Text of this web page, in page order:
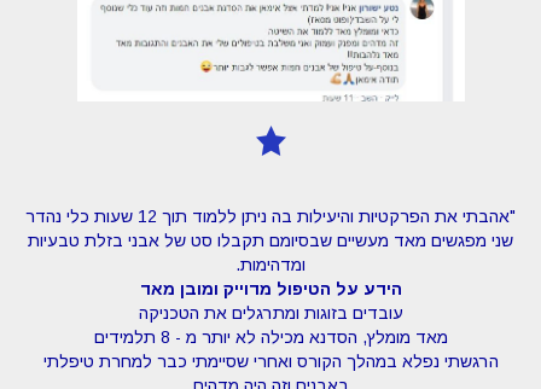
"אהבתי את הפרקטיות והיעילות בה ניתן ללמוד תוך 12 שעות כלי נהדר
שני מפגשים מאד מעשיים שבסיומם תקבלו סט של אבני בזלת טבעיות
ומדהימות.
הידע על הטיפול מדוייק ומובן מאד
עובדים בזוגות ומתרגלים את הטכניקה
מאד מומלץ, הסדנא מכילה לא יותר מ - 8 תלמידים
הרגשתי נפלא במהלך הקורס ואחרי שסיימתי כבר למחרת טיפלתי
באבנים וזה היה מדהים